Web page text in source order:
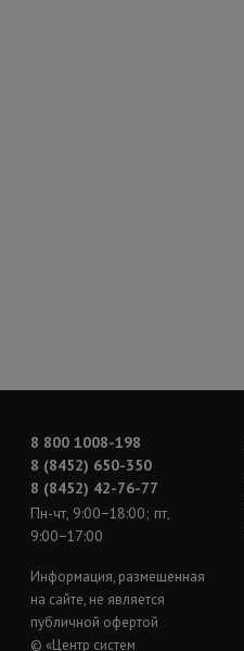
8 800 1008-198
8 (8452) 650-350
8 (8452) 42-76-77
Пн-чт, 9:00−18:00; пт,
9:00−17:00
Информация, размещенная
на сайте, не является
публичной офертой
© «Центр систем